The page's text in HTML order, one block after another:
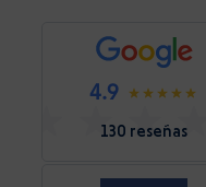
4.9
130 reseñas